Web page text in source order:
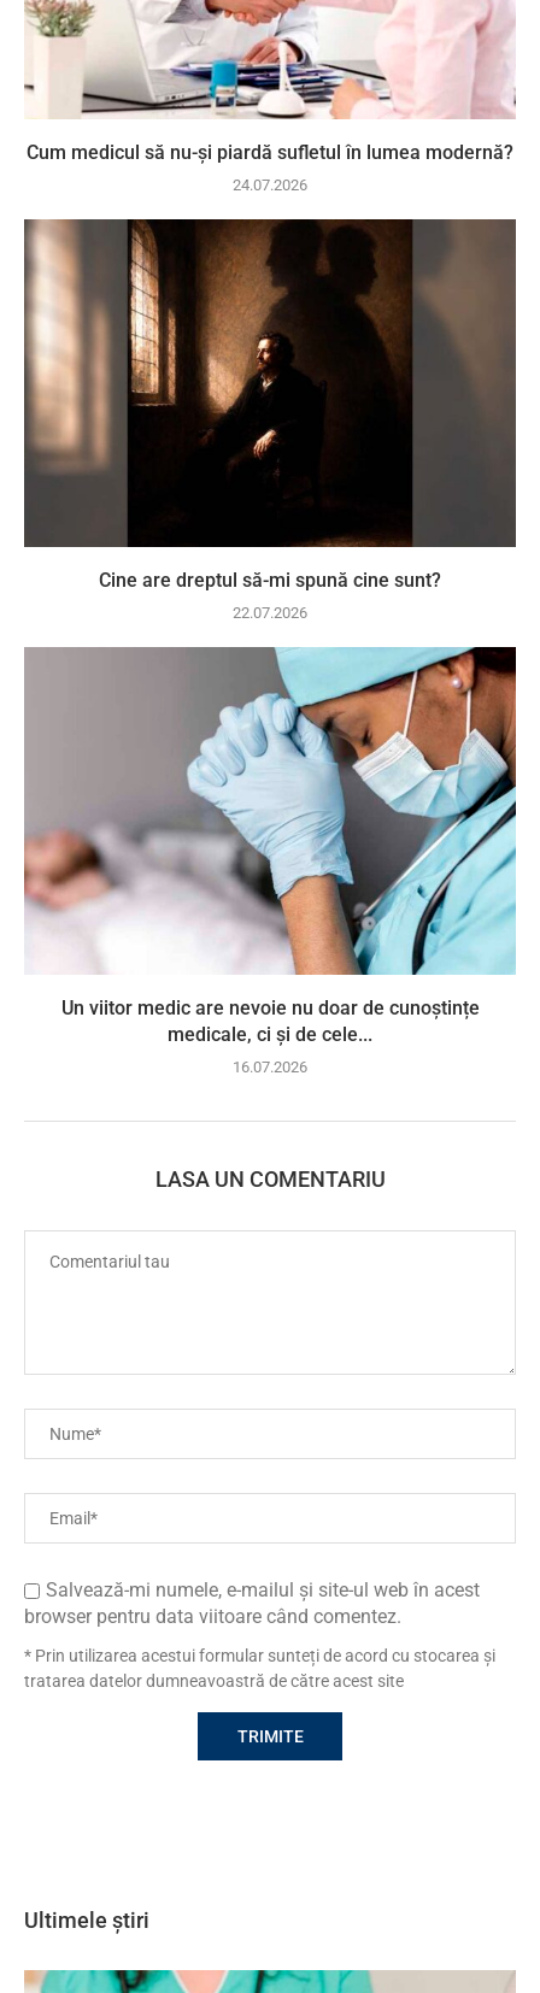
Cum medicul să nu-și piardă sufletul în lumea modernă?
24.07.2026
Cine are dreptul să-mi spună cine sunt?
22.07.2026
Un viitor medic are nevoie nu doar de cunoștințe
medicale, ci și de cele...
16.07.2026
LASA UN COMENTARIU
Salvează-mi numele, e-mailul și site-ul web în acest
browser pentru data viitoare când comentez.
* Prin utilizarea acestui formular sunteți de acord cu stocarea și
tratarea datelor dumneavoastră de către acest site
Ultimele știri